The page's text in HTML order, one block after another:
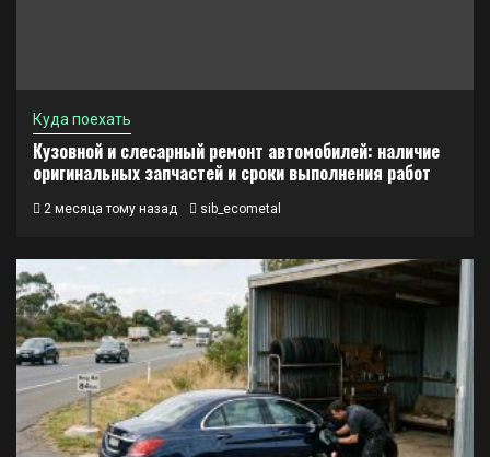
Куда поехать
Кузовной и слесарный ремонт автомобилей: наличие
оригинальных запчастей и сроки выполнения работ
2 месяца тому назад sib_ecometal